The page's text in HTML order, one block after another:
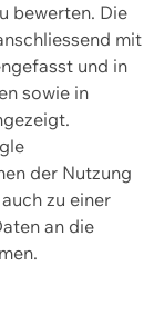
bewerten. Die
mit
und in
sowie in
der Nutzung
zu einer
an die